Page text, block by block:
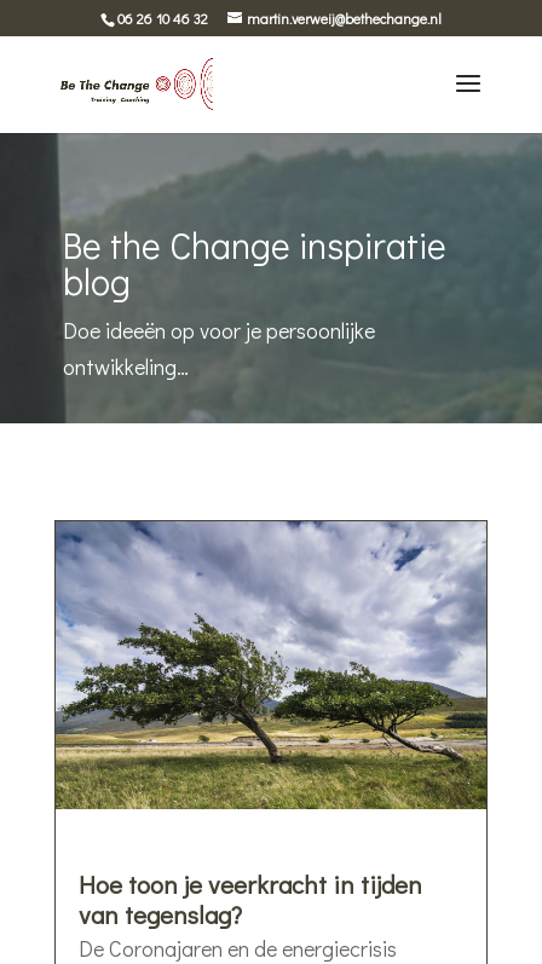
06 26 10 46 32 martin.verweij@bethechange.nl
Be the Change inspiratie
blog
Doe ideeën op voor je persoonlijke
ontwikkeling…
Hoe toon je veerkracht in tijden
van tegenslag?
De Coronajaren en de energiecrisis